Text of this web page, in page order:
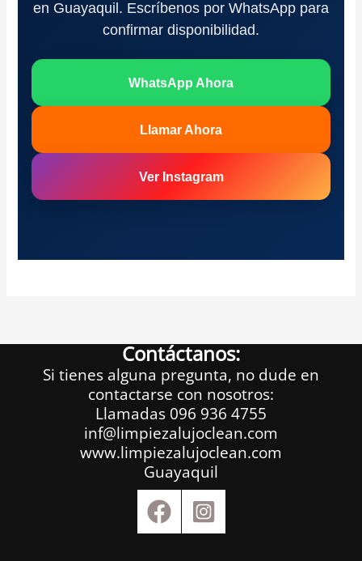
en Guayaquil. Escríbenos por WhatsApp para
confirmar disponibilidad.
WhatsApp Ahora
Llamar Ahora
Ver Instagram
Contáctanos:
Si tienes alguna pregunta, no dude en
contactarse con nosotros:
Llamadas 096 936 4755
inf@limpiezalujoclean.com
www.limpiezalujoclean.com
Guayaquil